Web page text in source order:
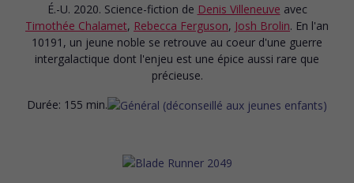
É.-U. 2020. Science-fiction de Denis Villeneuve avec
Timothée Chalamet, Rebecca Ferguson, Josh Brolin. En l'an
10191, un jeune noble se retrouve au coeur d'une guerre
intergalactique dont l'enjeu est une épice aussi rare que
précieuse.
Durée: 155 min.